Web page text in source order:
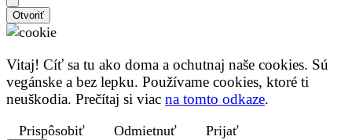
Otvoriť
Vitaj! Cíť sa tu ako doma a ochutnaj naše cookies. Sú
vegánske a bez lepku. Používame cookies, ktoré ti
neuškodia. Prečítaj si viac na tomto odkaze.
Prispôsobiť Odmietnuť Prijať